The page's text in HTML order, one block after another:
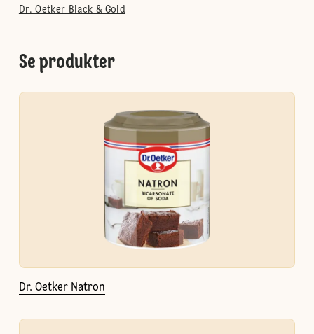
Dr. Oetker Black & Gold
Se produkter
Dr. Oetker Natron